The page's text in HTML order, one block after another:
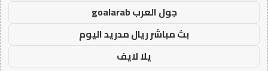
جول العرب goalarab
بث مباشر ريال مدريد اليوم
يلا لايف